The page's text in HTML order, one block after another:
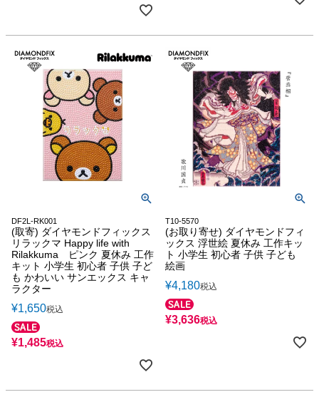
DF2L-RK001
(取寄) ダイヤモンドフィックス
リラックマ Happy life with
Rilakkuma ピンク 夏休み 工作
キット 小学生 初心者 子供 子ど
も かわいい サンエックス キャ
ラクター
¥1,650税込
¥1,485税込
T10-5570
(お取り寄せ) ダイヤモンドフィ
ックス 浮世絵 夏休み 工作キッ
ト 小学生 初心者 子供 子ども
絵画
¥4,180税込
¥3,636税込